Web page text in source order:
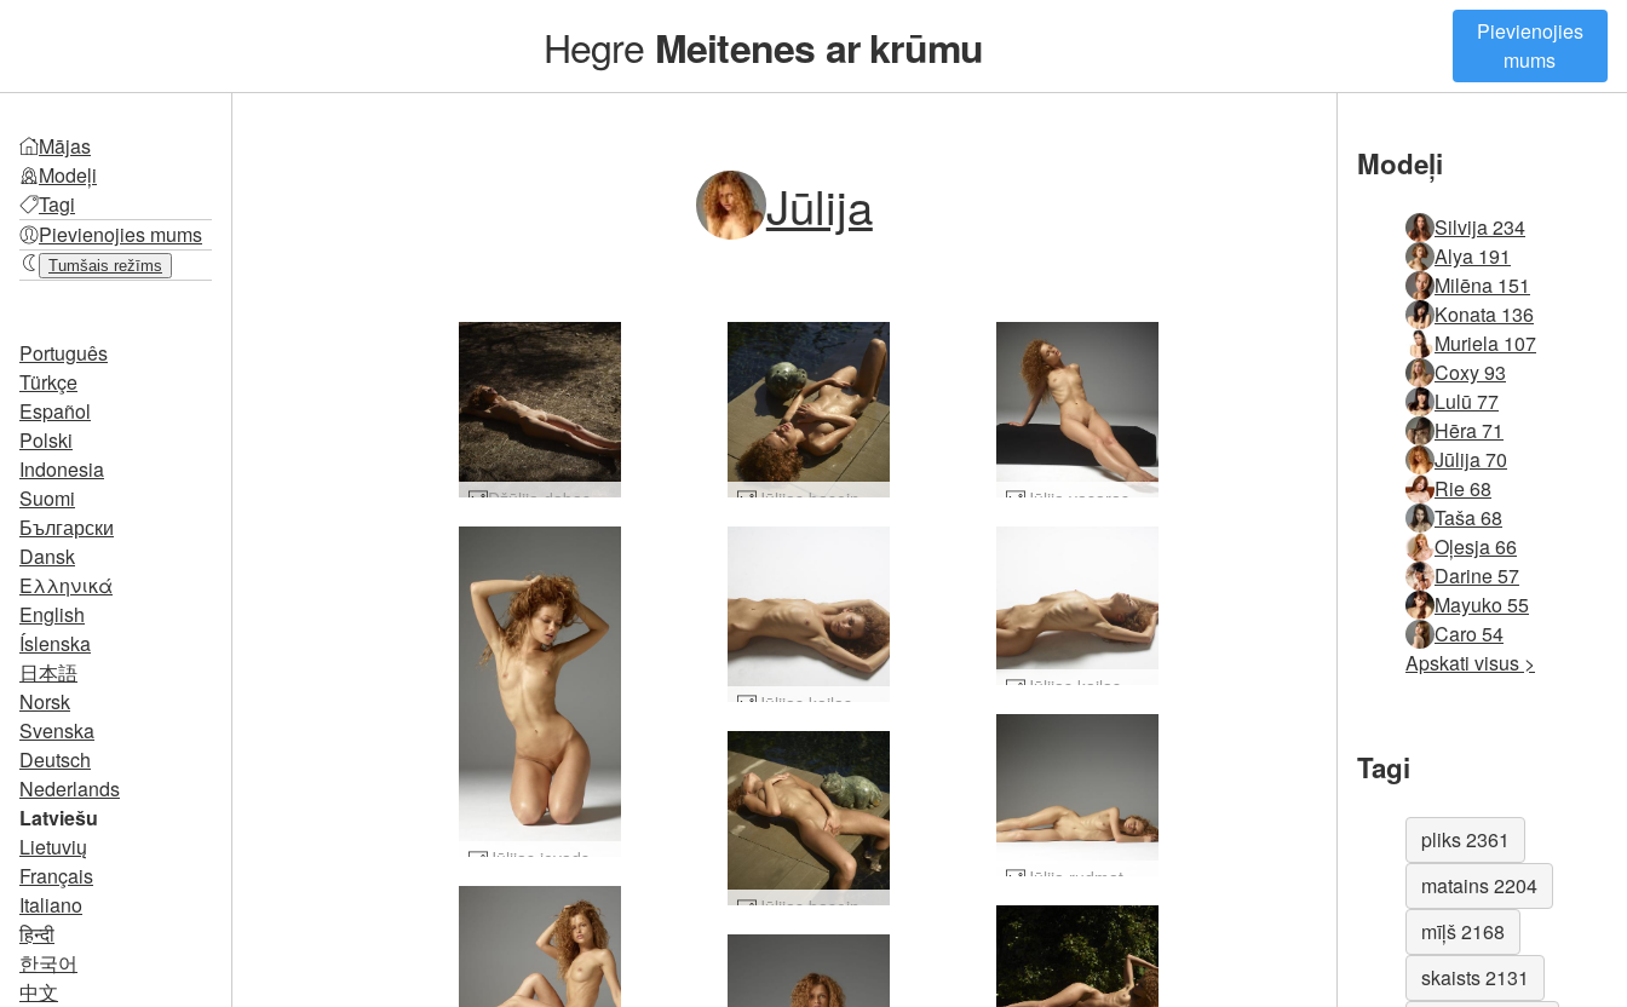
Hegre Meitenes ar krūmu
Pievienojies
mums
Mājas
Modeļi
Tagi
Pievienojies mums
Tumšais režīms
Português
Türkçe
Español
Polski
Indonesia
Suomi
Български
Dansk
Ελληνικά
English
Íslenska
日本語
Norsk
Svenska
Deutsch
Nederlands
Latviešu
Lietuvių
Français
Italiano
हिन्दी
한국어
中文
Jūlija
Džūlija dabas meitene #22 Jūlijas baseins #81 Jūlija vasaras raibumi fantāzija #30
Jūlijas baseins #77
Modeļi
Silvija 234
Alya 191
Milēna 151
Konata 136
Muriela 107
Coxy 93
Lulū 77
Hēra 71
Jūlija 70
Rie 68
Taša 68
Oļesja 66
Darine 57
Mayuko 55
Caro 54
Apskati visus >
Tagi
pliks 2361
matains 2204
mīļš 2168
skaists 2131